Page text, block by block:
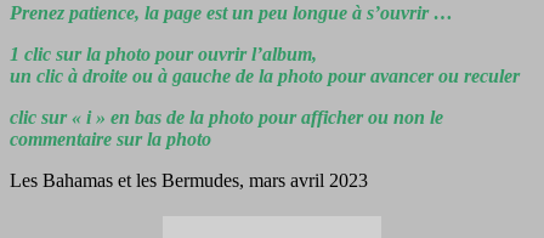
Prenez patience, la page est un peu longue à s’ouvrir …
1 clic sur la photo pour ouvrir l’album,
un clic à droite ou à gauche de la photo pour avancer ou reculer
clic sur « i » en bas de la photo pour afficher ou non le
commentaire sur la photo
Les Bahamas et les Bermudes, mars avril 2023